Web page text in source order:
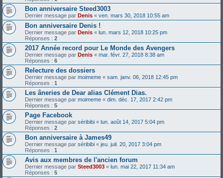
Bon anniversaire Steed3003
Dernier message par Denis « ven. mars 30, 2018 10:55 am
Bon anniversaire Denis !
Dernier message par Denis « lun. mars 12, 2018 10:25 pm
Réponses : 2
2017 Année record pour Le Monde des Avengers
Dernier message par Denis « mar. févr. 27, 2018 8:38 am
Réponses : 6
Relecture des dossiers
Dernier message par moimeme « sam. janv. 06, 2018 12:45 pm
Réponses : 1
Les âneries de Dear alias Clément Dias.
Dernier message par moimeme « dim. déc. 17, 2017 2:42 pm
Réponses : 5
Page Facebook
Dernier message par séribibi « lun. août 14, 2017 5:04 pm
Réponses : 2
Bon anniversaire à James49
Dernier message par séribibi « jeu. juil. 20, 2017 3:04 pm
Réponses : 1
Avis aux membres de l'ancien forum
Dernier message par Steed3003 « lun. mai 22, 2017 11:34 am
Réponses : 5